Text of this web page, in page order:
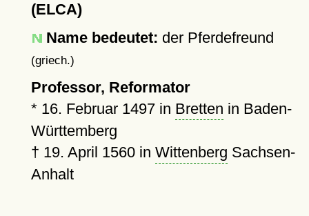
(ELCA)
Name bedeutet: der Pferdefreund
(griech.)
Professor, Reformator
* 16. Februar 1497in Bretten in Baden-
Württemberg
† 19. April 1560in Wittenberg Sachsen-
Anhalt